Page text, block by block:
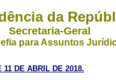
da
Secretaria-Geral
para Assuntos
11 DE ABRIL DE 2018.